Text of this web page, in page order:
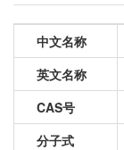
中文名称
英文名称
CAS号
分子式